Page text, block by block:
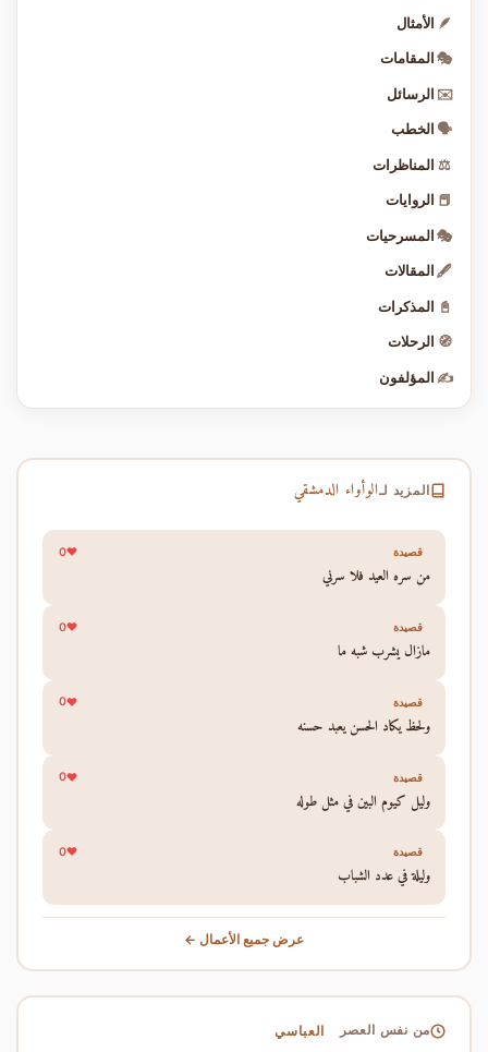
🪶 الأمثال
🎭 المقامات
✉️ الرسائل
🗣️ الخطب
⚖️ المناظرات
📕 الروايات
🎭 المسرحيات
🖋️ المقالات
📓 المذكرات
🧭 الرحلات
✍️ المؤلفون
المزيد لـالوأواء الدمشقي
قصيدة 0
من سره العيد فلا سرني
قصيدة 0
مازال يشرب شبه ما
قصيدة 0
ولحظ يكاد الحسن يعبد حسنه
قصيدة 0
وليل كيوم البين في مثل طوله
قصيدة 0
وليلة في عدد الشباب
عرض جميع الأعمال ←
من نفس العصر العباسي